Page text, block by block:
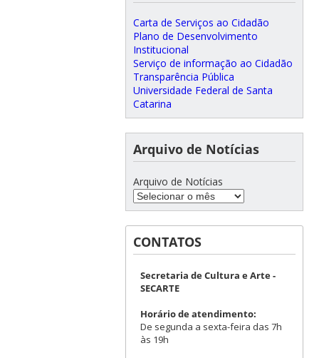
Carta de Serviços ao Cidadão
Plano de Desenvolvimento
Institucional
Serviço de informação ao Cidadão
Transparência Pública
Universidade Federal de Santa
Catarina
Arquivo de Notícias
Arquivo de Notícias
CONTATOS
Secretaria de Cultura e Arte -
SECARTE
Horário de atendimento:
De segunda a sexta-feira das 7h
às 19h